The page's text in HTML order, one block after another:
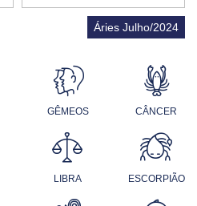
Áries Julho/2024
GÊMEOS CÂNCER
LIBRA ESCORPIÃO